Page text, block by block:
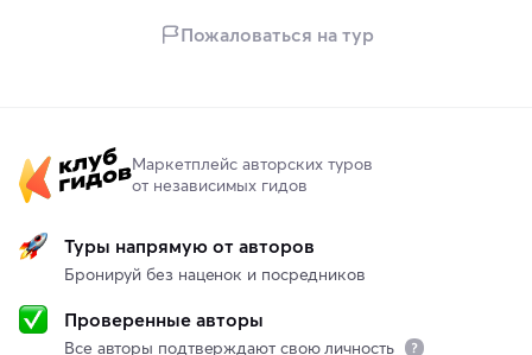
Пожаловаться на тур
Маркетплейс авторских туров
от независимых гидов
Туры напрямую от авторов
Бронируй без наценок и посредников
Проверенные авторы
Все авторы подтверждают свою личность